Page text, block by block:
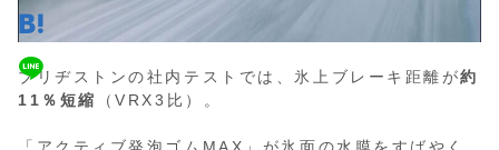
ブリヂストンの社内テストでは、氷上ブレーキ距離が約
11％短縮
（VRX3比）。